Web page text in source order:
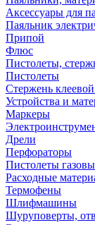
Аксессуары для
Паяльник
Припой
Флюс
Пистолеты,
Пистолеты
Стержень клеевой
Устройства и
Маркеры
Дрели
Перфораторы
Пистолеты
Расходные
Термофены
Шлифмашины
Шуруповерты,